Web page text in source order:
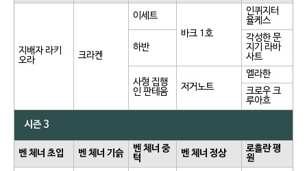
지배자 라키
오라
크라켄
이세트
바크 1호
인퀴지터
율케스
하반
각성한 문
지기 라바
사트
사형 집행
인 판테움
저거노트
엘라한
크로우 크
루아흐
시즌 3
벤 체너 초입 벤 체너 기슭
벤 체너 중
턱
벤 체너 정상
로흘란 평
원